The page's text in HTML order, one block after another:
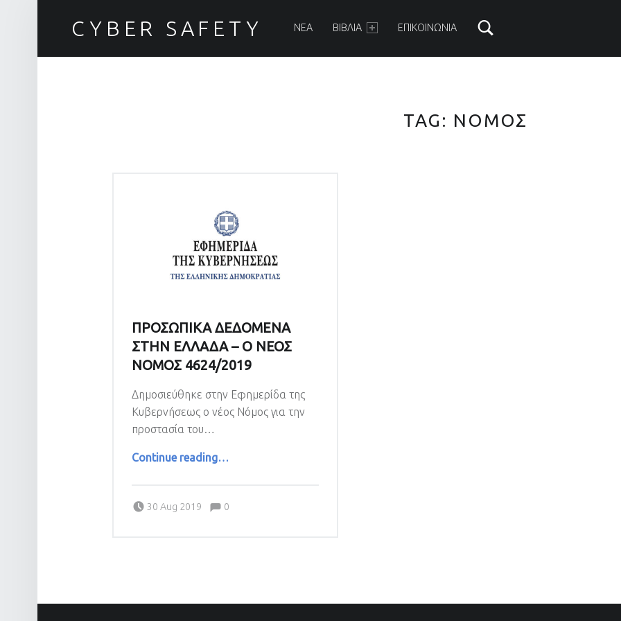
CYBER SAFETY ΝΕΑ ΒΙΒΛΙΑ ΕΠΙΚΟΙΝΩΝΙΑ
TAG: ΝΟΜΟΣ
ΠΡΟΣΩΠΙΚΑ ΔΕΔΟΜΕΝΑ
ΣΤΗΝ ΕΛΛΑΔΑ – Ο ΝΕΟΣ
ΝΟΜΟΣ 4624/2019
Δημοσιεύθηκε στην Εφημερίδα της
Κυβερνήσεως ο νέος Νόμος για την
προστασία του…
Continue reading“ΠΡΟΣΩΠΙΚΑ ΔΕΔΟΜΕΝΑ ΣΤΗΝ ΕΛΛΑΔΑ – Ο ΝΕΟΣ ΝΟΜΟΣ 4624/2019”
…
30 Aug 2019
Comments:0